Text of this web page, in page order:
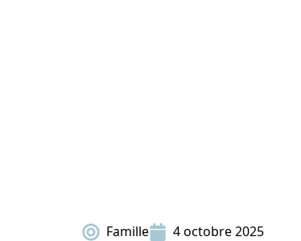
Famille 4 octobre 2025